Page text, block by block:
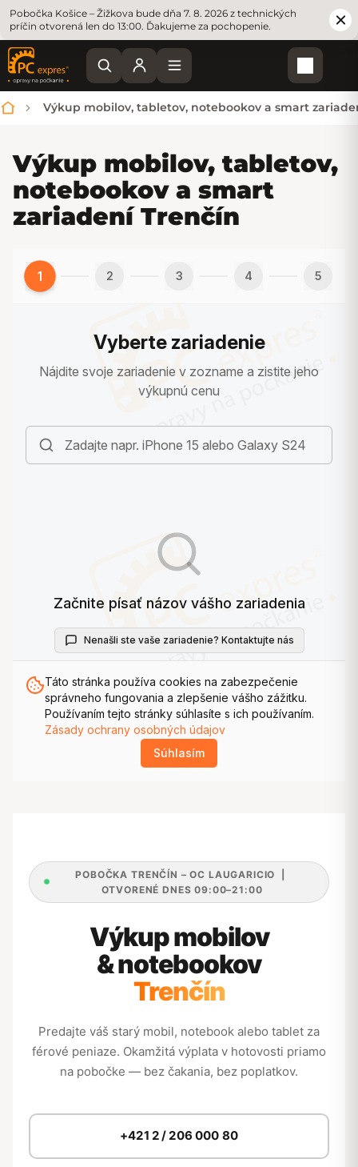
Pobočka Košice – Žižkova bude dňa 7. 8. 2026 z technických
príčin otvorená len do 13:00. Ďakujeme za pochopenie.
Domov
Výkup mobilov, tabletov, notebookov a smart
Výkup mobilov, tabletov,
notebookov a smart
zariadení Trenčín
POBOČKA TRENČÍN – OC LAUGARICIO |
OTVORENÉ DNES 09:00–21:00
Výkup mobilov
& notebookov
Trenčín
Predajte váš starý mobil, notebook alebo tablet za
férové peniaze. Okamžitá výplata v hotovosti priamo
na pobočke — bez čakania, bez poplatkov.
+421 2 / 206 000 80